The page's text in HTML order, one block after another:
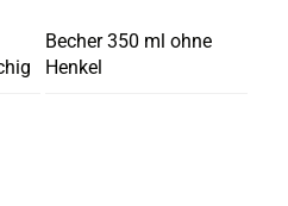
Becher 350 ml ohne
Henkel